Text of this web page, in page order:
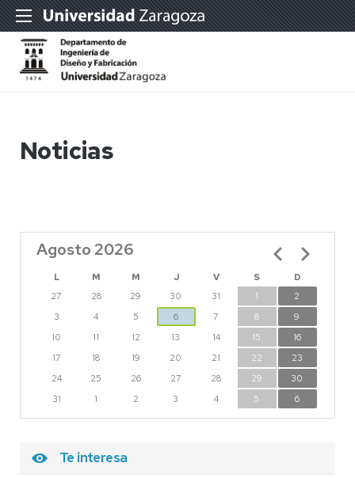
Noticias
Agosto 2026
L M M J V S
D
27
28 29 30 31 1
2
3
4 5 6 7 8
9
10
11 12 13 14 15
16
17
18 19 20 21 22
23
24
25 26 27 28 29
30
31
1 2 3 4 5 6
Paginación
Te interesa